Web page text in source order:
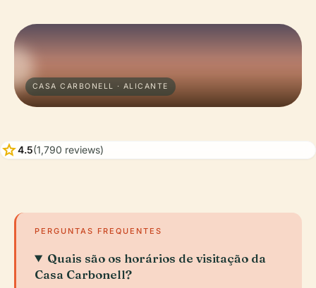
CASA CARBONELL · ALICANTE
star4.5(1,790 reviews)
PERGUNTAS FREQUENTES
Quais são os horários de visitação da
Casa Carbonell?